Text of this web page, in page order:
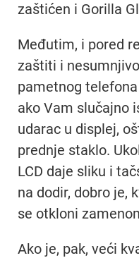
zaštićen i Gorilla
Međutim, i pored
zaštiti i
pametnog
ako Vam slučajno
udarac u displej,
prednje staklo.
LCD daje sliku i
na dodir, dobro je,
se otkloni
Ako je, pak, veći